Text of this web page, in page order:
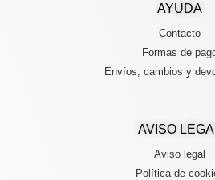
AVISO
Aviso legal
Política de
AYUDA
Contacto
Formas de
Envíos, cambios y